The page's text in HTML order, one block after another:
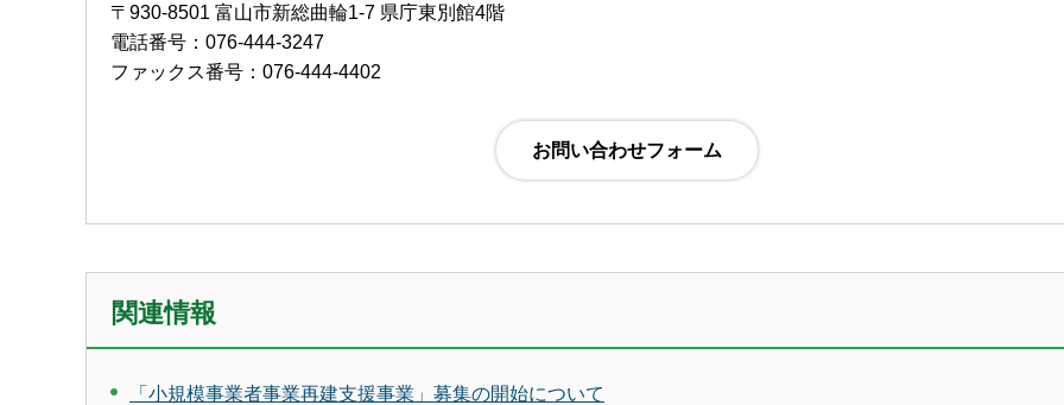
〒930-8501 富山市新総曲輪1-7 県庁東別館4階
電話番号：076-444-3247
ファックス番号：076-444-4402
関連情報
「小規模事業者事業再建支援事業」募集の開始について